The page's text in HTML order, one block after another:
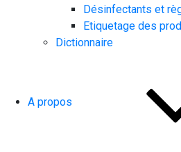
Désinfectants et
Etiquetage des
Dictionnaire
A propos